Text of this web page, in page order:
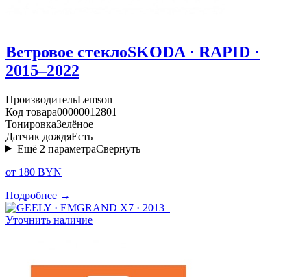
Ветровое стеклоSKODA · RAPID ·
2015–2022
ПроизводительLemson
Код товара00000012801
ТонировкаЗелёное
Датчик дождяЕсть
Ещё 2 параметраСвернуть
от 180 BYN
Подробнее →
Уточнить наличие